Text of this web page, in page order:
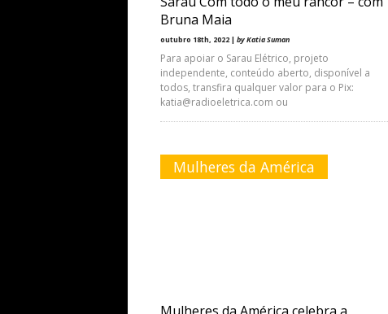
Bruna Maia
outubro 18th, 2022 | by Katia Suman
Para apoiar o Sarau Elétrico, projeto
independente, conteúdo aberto, disponível a
todos, transfira qualquer valor para o Pix:
katia@radioeletrica.com ou
Mulheres da América